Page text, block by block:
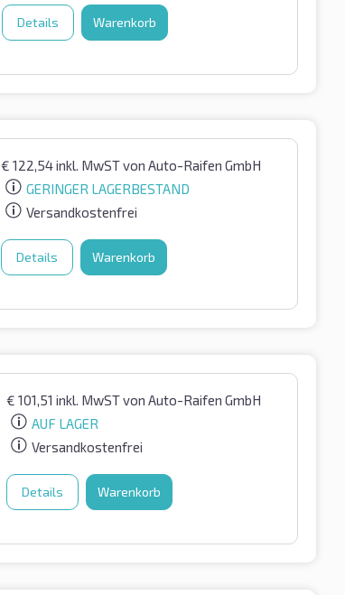
Details Warenkorb
€ 122,54inkl. MwSTvon Auto-Raifen GmbH
GERINGER LAGERBESTAND
Versandkostenfrei
Details Warenkorb
€ 101,51 inkl. MwSTvon Auto-Raifen GmbH
AUF LAGER
Versandkostenfrei
Details Warenkorb